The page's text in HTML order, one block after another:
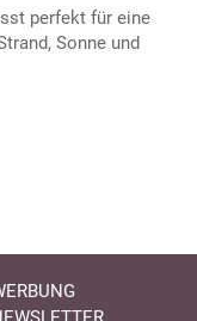
perfekt für eine
Sonne und